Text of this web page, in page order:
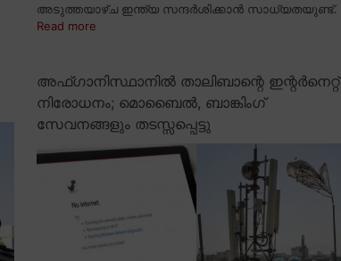
അടുത്തയാഴ്ച ഇന്ത്യ സന്ദർശിക്കാൻ സാധ്യതയുണ്ട്.
Read more
അഫ്ഗാനിസ്ഥാനിൽ താലിബാന്റെ ഇന്റർനെറ്റ്
നിരോധനം; മൊബൈൽ, ബാങ്കിംഗ്
സേവനങ്ങളും തടസ്സപ്പെട്ടു